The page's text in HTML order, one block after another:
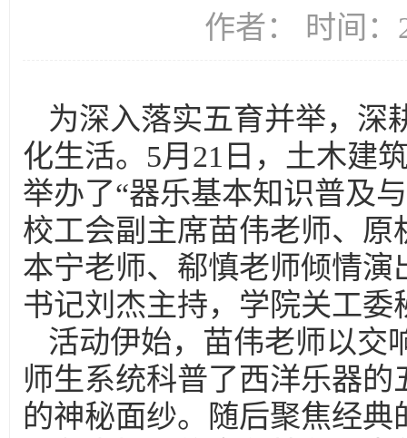
作者： 时间：
为深入落实五育并举，深
化生活。5月21日，土木建
举办了“器乐基本知识普及
校工会副主席苗伟老师、
本宁老师、郗慎老师倾情
书记刘杰主持，学院关工
活动伊始，苗伟老师以交
师生系统科普了西洋乐器
的神秘面纱。随后聚焦经